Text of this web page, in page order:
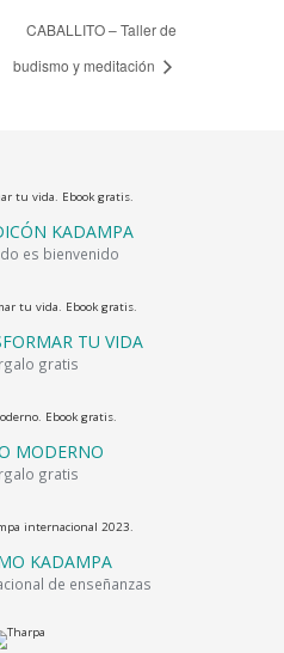
CABALLITO – Taller de
budismo y meditación
KADAMPA
es bienvenido
TU VIDA
gratis
MODERNO
gratis
KADAMPA
de enseñanzas